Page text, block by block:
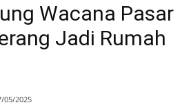
Wacana Pasar
Jadi Rumah
05/2025